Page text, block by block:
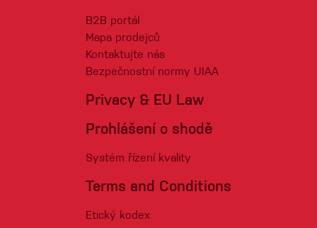
B2B portál
Mapa prodejců
Kontaktujte nás
Bezpečnostní normy UIAA
Privacy & EU Law
Prohlášení o shodě
Systém řízení kvality
Terms and Conditions
Etický kodex